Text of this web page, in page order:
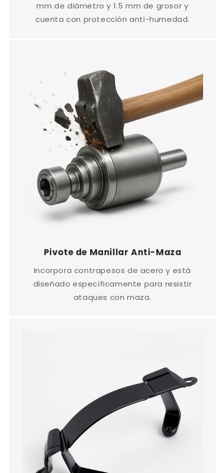
mm de diámetro y 1.5 mm de grosor y
cuenta con protección anti-humedad.
Pivote de Manillar Anti-Maza
Incorpora contrapesos de acero y está
diseñado específicamente para resistir
ataques con maza.